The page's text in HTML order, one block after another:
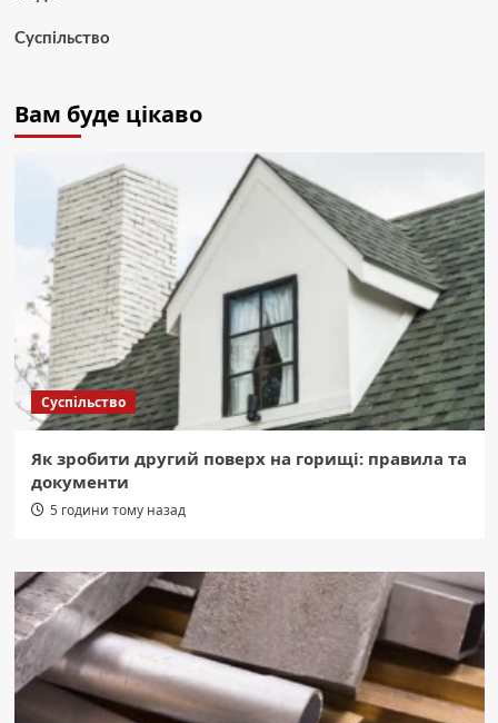
Суспільство
Вам буде цікаво
Суспільство
Як зробити другий поверх на горищі: правила та
документи
5 години тому назад